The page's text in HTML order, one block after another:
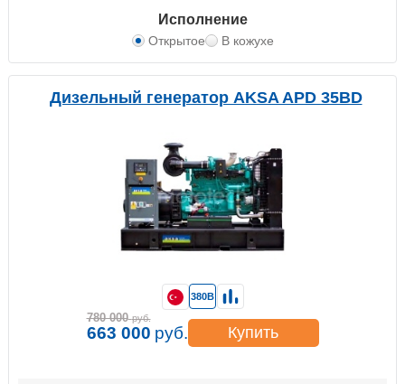
Исполнение
Открытое В кожухе
Дизельный генератор AKSA APD 35BD
380В
780 000 руб.
663 000 руб. Купить